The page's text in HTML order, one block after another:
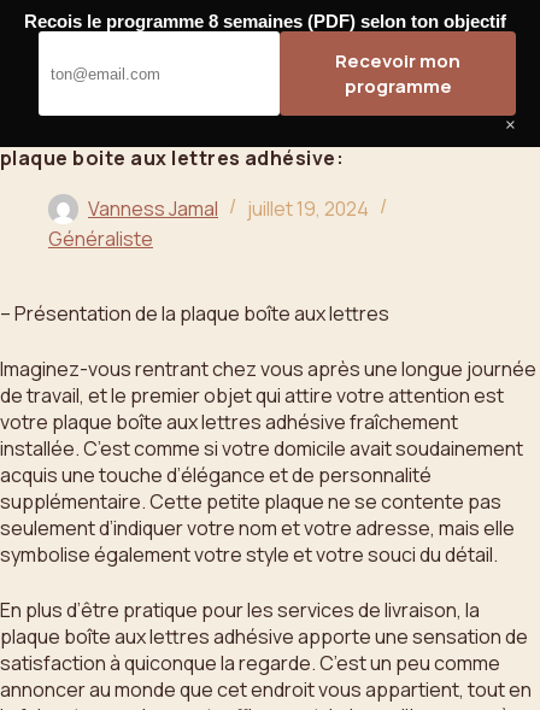
Passer
contenu
Bahoo
plaque boite aux lettres adhésive:
Vanness Jamal
juillet 19, 2024
Généraliste
– Présentation de la plaque boîte aux lettres
Imaginez-vous rentrant chez vous après une longue journée
de travail, et le premier objet qui attire votre attention est
votre plaque boîte aux lettres adhésive fraîchement
installée. C’est comme si votre domicile avait soudainement
acquis une touche d’élégance et de personnalité
supplémentaire. Cette petite plaque ne se contente pas
seulement d’indiquer votre nom et votre adresse, mais elle
symbolise également votre style et votre souci du détail.
En plus d’être pratique pour les services de livraison, la
plaque boîte aux lettres adhésive apporte une sensation de
satisfaction à quiconque la regarde. C’est un peu comme
annoncer au monde que cet endroit vous appartient, tout en
Recois le programme 8 semaines (PDF) selon ton objectif
Recevoir mon
programme
×